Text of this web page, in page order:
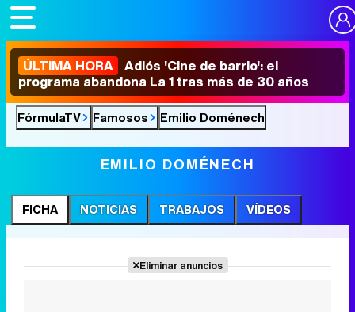
ÚLTIMA HORA Adiós 'Cine de barrio': el
programa abandona La 1 tras más de 30 años
FórmulaTV Famosos Emilio Doménech
EMILIO DOMÉNECH
FICHA NOTICIAS TRABAJOS VÍDEOS
Eliminar anuncios